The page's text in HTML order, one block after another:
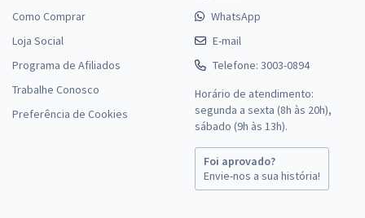
Como Comprar
Loja Social
Programa de Afiliados
Trabalhe Conosco
Preferência de Cookies
WhatsApp
E-mail
Telefone: 3003-0894
Horário de atendimento:
segunda a sexta (8h às 20h),
sábado (9h às 13h).
Foi aprovado?
Envie-nos a sua história!